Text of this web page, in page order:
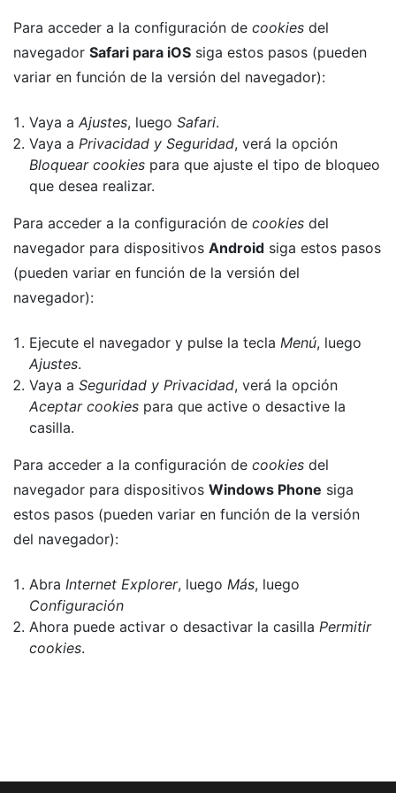
Para acceder a la configuración de cookies del
navegador Safari para iOS siga estos pasos (pueden
variar en función de la versión del navegador):
Vaya a Ajustes, luego Safari.
Vaya a Privacidad y Seguridad, verá la opción
Bloquear cookies para que ajuste el tipo de bloqueo
que desea realizar.
Para acceder a la configuración de cookies del
navegador para dispositivos Android siga estos pasos
(pueden variar en función de la versión del
navegador):
Ejecute el navegador y pulse la tecla Menú, luego
Ajustes.
Vaya a Seguridad y Privacidad, verá la opción
Aceptar cookies para que active o desactive la
casilla.
Para acceder a la configuración de cookies del
navegador para dispositivos Windows Phone siga
estos pasos (pueden variar en función de la versión
del navegador):
Abra Internet Explorer, luego Más, luego
Configuración
Ahora puede activar o desactivar la casilla Permitir
cookies.